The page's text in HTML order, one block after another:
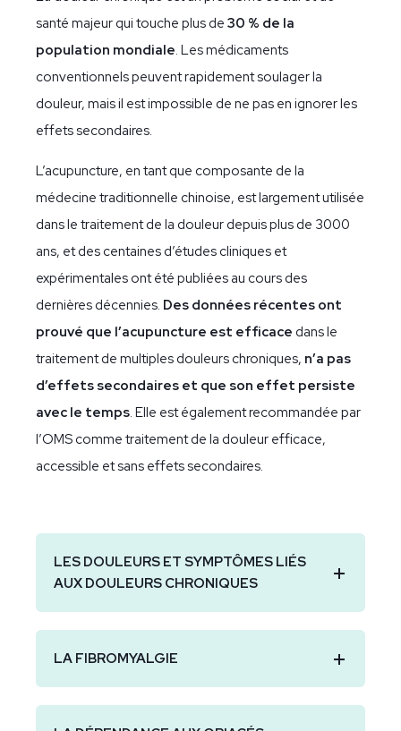
santé majeur qui touche plus de 30 % de la
population mondiale. Les médicaments
conventionnels peuvent rapidement soulager la
douleur, mais il est impossible de ne pas en ignorer les
effets secondaires.
L’acupuncture, en tant que composante de la
médecine traditionnelle chinoise, est largement utilisée
dans le traitement de la douleur depuis plus de 3000
ans, et des centaines d’études cliniques et
expérimentales ont été publiées au cours des
dernières décennies. Des données récentes ont
prouvé que l’acupuncture est efficace dans le
traitement de multiples douleurs chroniques, n’a pas
d’effets secondaires et que son effet persiste
avec le temps. Elle est également recommandée par
l’OMS comme traitement de la douleur efficace,
accessible et sans effets secondaires.
LES DOULEURS ET SYMPTÔMES LIÉS
AUX DOULEURS CHRONIQUES
LA FIBROMYALGIE